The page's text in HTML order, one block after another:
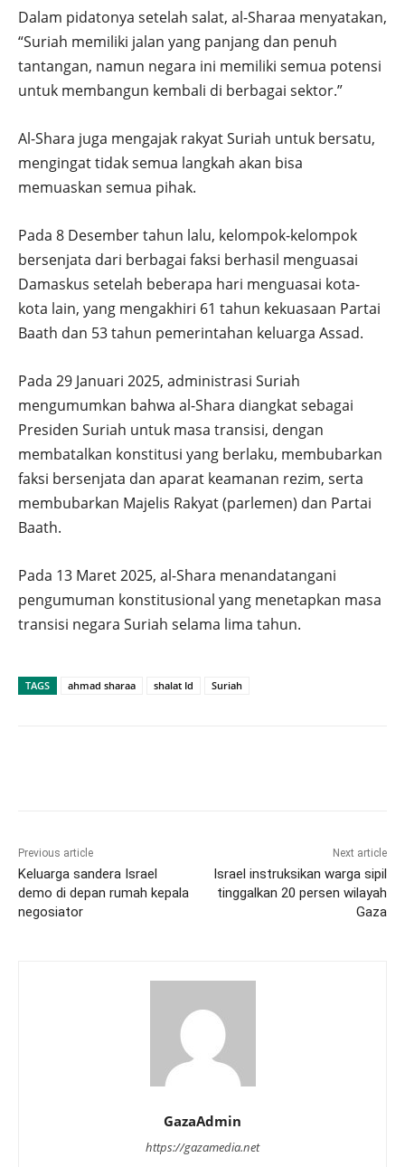
Dalam pidatonya setelah salat, al-Sharaa menyatakan,
“Suriah memiliki jalan yang panjang dan penuh
tantangan, namun negara ini memiliki semua potensi
untuk membangun kembali di berbagai sektor.”
Al-Shara juga mengajak rakyat Suriah untuk bersatu,
mengingat tidak semua langkah akan bisa
memuaskan semua pihak.
Pada 8 Desember tahun lalu, kelompok-kelompok
bersenjata dari berbagai faksi berhasil menguasai
Damaskus setelah beberapa hari menguasai kota-
kota lain, yang mengakhiri 61 tahun kekuasaan Partai
Baath dan 53 tahun pemerintahan keluarga Assad.
Pada 29 Januari 2025, administrasi Suriah
mengumumkan bahwa al-Shara diangkat sebagai
Presiden Suriah untuk masa transisi, dengan
membatalkan konstitusi yang berlaku, membubarkan
faksi bersenjata dan aparat keamanan rezim, serta
membubarkan Majelis Rakyat (parlemen) dan Partai
Baath.
Pada 13 Maret 2025, al-Shara menandatangani
pengumuman konstitusional yang menetapkan masa
transisi negara Suriah selama lima tahun.
TAGS ahmad sharaa shalat Id Suriah
Previous article
Keluarga sandera Israel
demo di depan rumah kepala
negosiator
Next article
Israel instruksikan warga sipil
tinggalkan 20 persen wilayah
Gaza
GazaAdmin
https://gazamedia.net